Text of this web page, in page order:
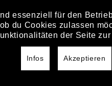
HOME
essenziell für den
du Cookies zulassen
der Seite
Infos Akzeptieren